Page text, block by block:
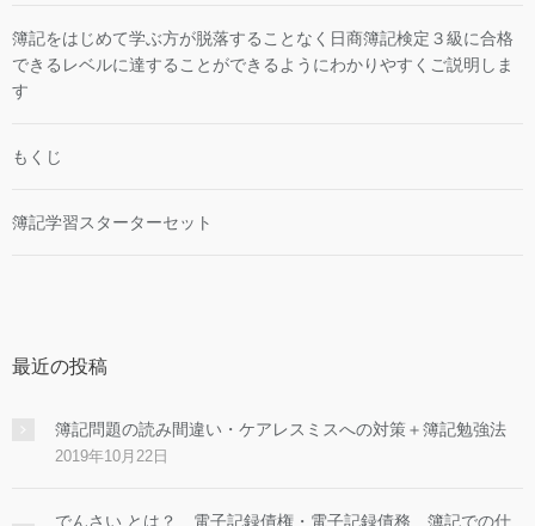
簿記をはじめて学ぶ方が脱落することなく日商簿記検定３級に合格
できるレベルに達することができるようにわかりやすくご説明しま
す
もくじ
簿記学習スターターセット
最近の投稿
簿記問題の読み間違い・ケアレスミスへの対策＋簿記勉強法
2019年10月22日
でんさい とは？ 電子記録債権・電子記録債務 簿記での仕